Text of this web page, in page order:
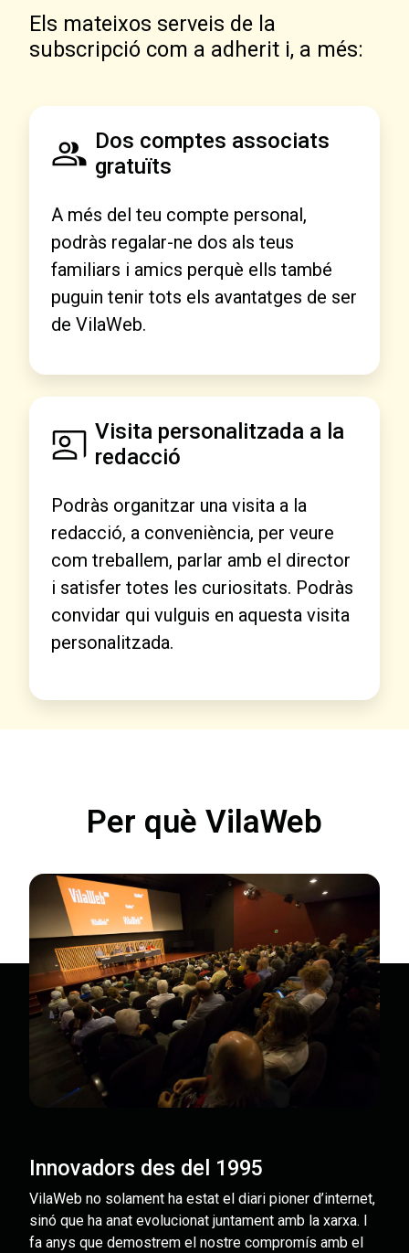
Els mateixos serveis de la
subscripció com a adherit i, a més:
Dos comptes associats
gratuïts
A més del teu compte personal,
podràs regalar-ne dos als teus
familiars i amics perquè ells també
puguin tenir tots els avantatges de ser
de VilaWeb.
Visita personalitzada a la
redacció
Podràs organitzar una visita a la
redacció, a conveniència, per veure
com treballem, parlar amb el director
i satisfer totes les curiositats. Podràs
convidar qui vulguis en aquesta visita
personalitzada.
Per què VilaWeb
Innovadors des del 1995
VilaWeb no solament ha estat el diari pioner d’internet,
sinó que ha anat evolucionat juntament amb la xarxa. I
fa anys que demostrem el nostre compromís amb el